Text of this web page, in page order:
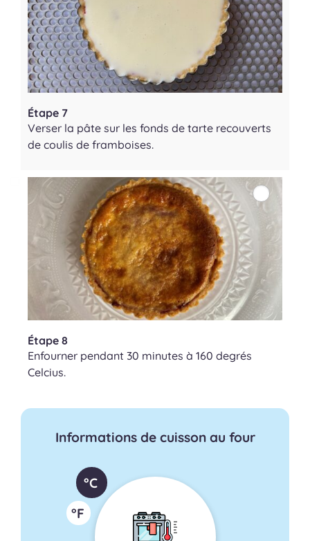
Étape 7
Verser la pâte sur les fonds de tarte recouverts
de coulis de framboises.
Étape 8
Enfourner pendant 30 minutes à 160 degrés
Celcius.
Informations de cuisson au four
°C
°F